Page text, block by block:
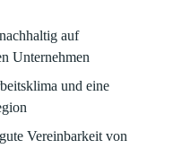
auf
Unternehmen
und eine
Vereinbarkeit von